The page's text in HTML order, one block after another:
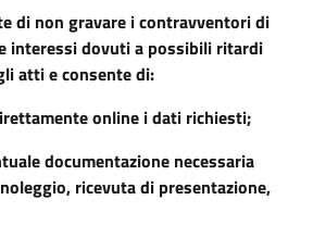
di non gravare i contravventori di
interessi dovuti a possibili ritardi
atti e consente di:
online i dati richiesti;
documentazione necessaria
ricevuta di presentazione,